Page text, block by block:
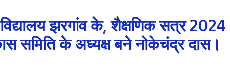
झरगांव के, शैक्षणिक सत्र 2024
समिति के अध्यक्ष बने नोकेचंद्र दास।